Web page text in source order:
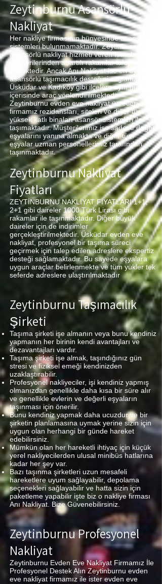
Zeytinburnu Asansörlü
Nakliyat
Her nakliye firmasının bünyesinde asansör
sistemleri bulunmamaktadır. Zeytinburnu
asansörlü nakliyat hizmeti veren firmalarda
müşterilerinden abartılı rakamlar talep
etmektedir. Ancak Anı Nakliyat ise en uygun
asansörlü taşımacılık desteğini sağlamaktadır.
Üsküdar ve Kadıköy gibi ilçelere aynı gün
içerisinde araç yönlendirilmektedir.
Zeytinburnu evden eve nakliyat ücretleri
firmamız rezidansları, siteleri ve diğer tüm
yüksek katlı binaları asansör sistemleri ile
taşımaktadır. Müşterilerimiz ise sadece değerli
eşyalarını yanına almakta ve diğer tüm
eşyalar uzman personellerimiz tarafından
taşınmaktadır.
Zeytinburnu Nakliyat
Fiyatları
ZEYTİNBURNU NAKLİYAT FİYATLARI 1+1,
2+1 gibi daireler 1000 Türk Lirası gibi
rakamlar ile taşınmaktadır. Diğer büyük
daireler için de indirimler
gerçekleştirilmektedir. Üsküdar evden eve
nakliyat, profesyonel bir taşıma süreci
geçirmek için talep edilen adreslere ekspertiz
desteği sağlamaktadır. Bu sayede eşyalara
uygun araçlar belirlenmekte ve tüm yükler tek
seferde adreslere ulaştırılmaktadır
Zeytinburnu Taşımacılık
Şirketi
Taşıma şirketi işe almanın veya bunu kendiniz
yapmanın her birinin kendi avantajları ve
dezavantajları vardır.
Taşıma şirketi işe almak, taşındığınız gün
stresi ve fiziksel emeği kendinizden
uzaklaştırabilir.
Profesyonel nakliyeciler, işi kendiniz yapmış
olmanızdan genellikle daha kısa bir süre alır
ve genellikle evlerin ve değerli eşyaların
taşınması için önerilir.
Bunu kendiniz yapmak daha ucuzdur ve bir
şirketin planlamasına uymak yerine sizin için
uygun olan herhangi bir günde hareket
edebilirsiniz.
Mümkün olan her hareketli ihtiyaç için küçük
yerel nakliyecilerden ulusal minibüs hatlarına
kadar her şey var.
Bazı taşınma şirketleri uzun mesafeli
hareketlere uyum sağlayabilir, depolama
seçenekleri sağlayabilir ve hatta sizin için
paketleme yapabilir işte biz o nakliye firması
Anı Nakliyat. Bize Güvenebilirsiniz.
Zeytinburnu Profesyonel
Nakliyat
Zeytinburnu Evden Eve Nakliyat Firmamız İle
Profesyonel Destek Alın Zeytinburnu evden
eve nakliyat firmamız ile ister evden eve